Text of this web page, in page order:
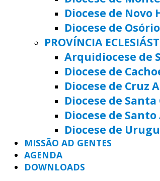
Diocese de Novo
Diocese de Osório
PROVÍNCIA
Arquidiocese de
Diocese de
Diocese de Cruz
Diocese de Santa
Diocese de
Diocese de
MISSÃO AD GENTES
AGENDA
DOWNLOADS